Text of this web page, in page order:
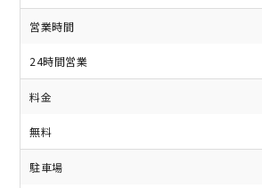
営業時間
24時間営業
料金
無料
駐車場